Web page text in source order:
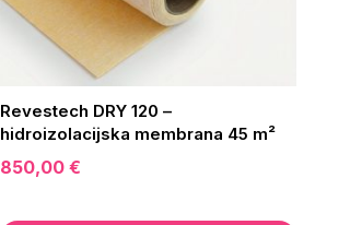
Revestech DRY 120 –
hidroizolacijska membrana 45 m²
850,00 €